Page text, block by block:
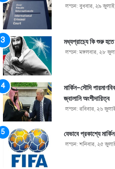
লন্ডন: বুধবার, ২৯
মধ্যপ্রাচ্যে কি শুরু
লন্ডন: মঙ্গলবার, ২৮
মার্কিন-সৌদি
জ্বালানি অংশীদারিত্ব
লন্ডন: রবিবার, ২৬
যেভাবে প্রকাশ্যে
লন্ডন: শনিবার, ২৫